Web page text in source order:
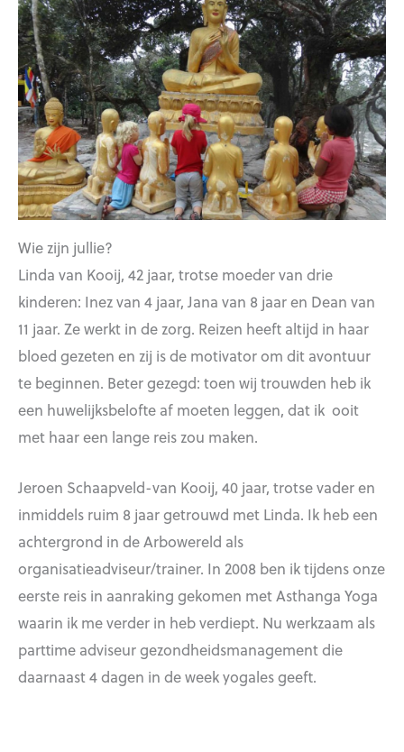
Wie zijn jullie?
Linda van Kooij, 42 jaar, trotse moeder van drie
kinderen: Inez van 4 jaar, Jana van 8 jaar en Dean van
11 jaar. Ze werkt in de zorg. Reizen heeft altijd in haar
bloed gezeten en zij is de motivator om dit avontuur
te beginnen. Beter gezegd: toen wij trouwden heb ik
een huwelijksbelofte af moeten leggen, dat ik ooit
met haar een lange reis zou maken.
Jeroen Schaapveld-van Kooij, 40 jaar, trotse vader en
inmiddels ruim 8 jaar getrouwd met Linda. Ik heb een
achtergrond in de Arbowereld als
organisatieadviseur/trainer. In 2008 ben ik tijdens onze
eerste reis in aanraking gekomen met Asthanga Yoga
waarin ik me verder in heb verdiept. Nu werkzaam als
parttime adviseur gezondheidsmanagement die
daarnaast 4 dagen in de week yogales geeft.